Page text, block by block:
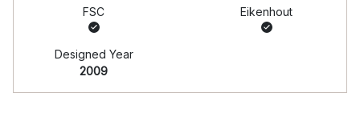
FSC Eikenhout
Designed Year
2009